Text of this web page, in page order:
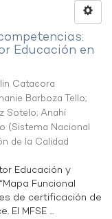
Educación en
Catacora
Barboza Tello;
Sotelo; Anahí
(Sistema Nacional
de la Calidad
Educación y
Funcional
de certificación de
MFSE ...